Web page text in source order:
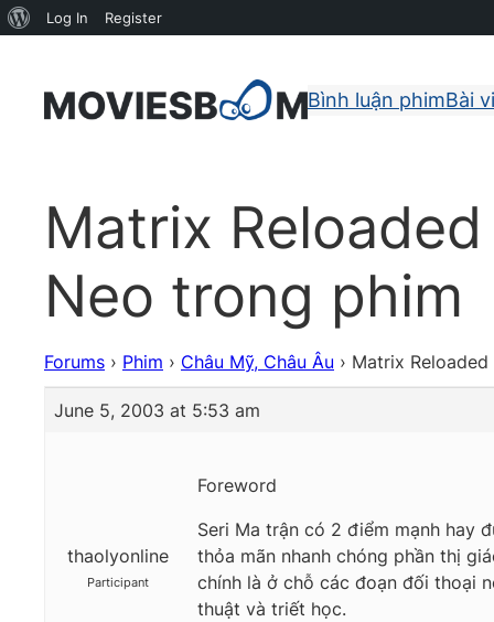
Bình luận phimBài
Matrix
Neo trong phim
Forums › Phim › Châu Mỹ, Châu Âu › Matrix
June 5, 2003 at 5:53 am
thaolyonline
Participant
Foreword
Seri Ma trận có 2 điểm mạnh hay
thỏa mãn nhanh chóng phần thị
chính là ở chỗ các đoạn đối thoại
thuật và triết học.
About
Log In Register